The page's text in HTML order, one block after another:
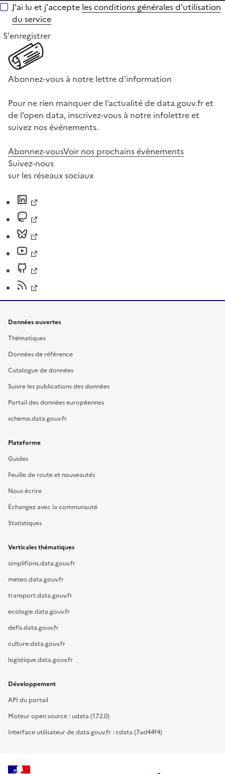
J'ai lu et j'accepte les conditions générales d'utilisation
du service
S'enregistrer
Abonnez-vous à notre lettre d'information
Pour ne rien manquer de l’actualité de data.gouv.fr et
de l’open data, inscrivez-vous à notre infolettre et
suivez nos événements.
Abonnez-vousVoir nos prochains évènements
Suivez-nous
sur les réseaux sociaux
Données ouvertes
Thématiques
Données de référence
Catalogue de données
Suivre les publications des données
Portail des données européennes
schema.data.gouv.fr
Plateforme
Guides
Feuille de route et nouveautés
Nous écrire
Échangez avec la communauté
Statistiques
Verticales thématiques
simplifions.data.gouv.fr
meteo.data.gouv.fr
transport.data.gouv.fr
ecologie.data.gouv.fr
defis.data.gouv.fr
culture.data.gouv.fr
logistique.data.gouv.fr
Développement
API du portail
Moteur open source : udata (17.2.0)
Interface utilisateur de data.gouv.fr : cdata (7ad44f4)